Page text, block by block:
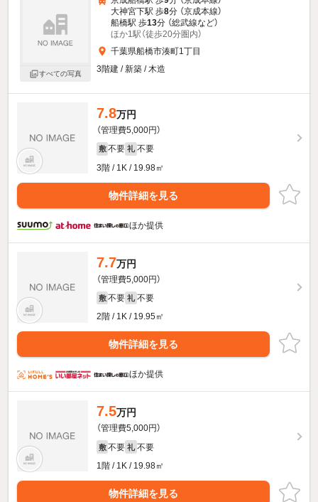
すべての写真
大神宮下駅 歩8分 （京成本線）
船橋駅 歩13分 （総武線など）
ほか1駅（徒歩20分圏内）
千葉県船橋市湊町1丁目
3階建 / 新築 / 木造
7.8万円
（管理費5,000円）
敷 不要 礼 不要
3階 / 1K / 19.98㎡
物件詳細を見る
ほか提供
7.7万円
（管理費5,000円）
敷 不要 礼 不要
2階 / 1K / 19.95㎡
物件詳細を見る
ほか提供
7.5万円
（管理費5,000円）
敷 不要 礼 不要
1階 / 1K / 19.98㎡
物件詳細を見る